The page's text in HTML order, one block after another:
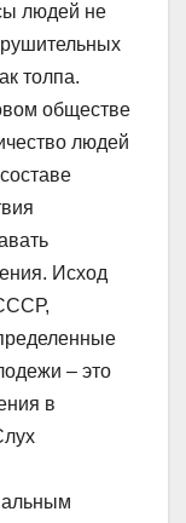
людей не
толпа.
обществе
людей
Исход
– это
в